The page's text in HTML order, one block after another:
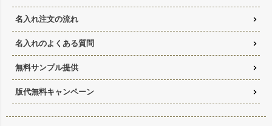
名入れ注文の流れ
名入れのよくある質問
無料サンプル提供
版代無料キャンペーン